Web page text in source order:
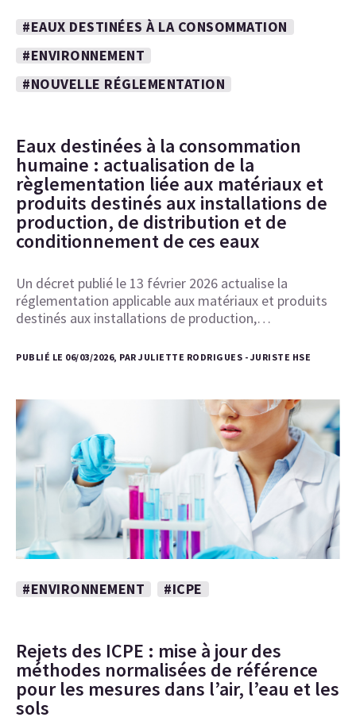
#EAUX DESTINÉES À LA CONSOMMATION
#ENVIRONNEMENT
#NOUVELLE RÉGLEMENTATION
Eaux destinées à la consommation
humaine : actualisation de la
règlementation liée aux matériaux et
produits destinés aux installations de
production, de distribution et de
conditionnement de ces eaux
Un décret publié le 13 février 2026 actualise la
réglementation applicable aux matériaux et produits
destinés aux installations de production,…
PUBLIÉ LE 06/03/2026, PAR JULIETTE RODRIGUES - JURISTE HSE
#ENVIRONNEMENT #ICPE
Rejets des ICPE : mise à jour des
méthodes normalisées de référence
pour les mesures dans l’air, l’eau et les
sols